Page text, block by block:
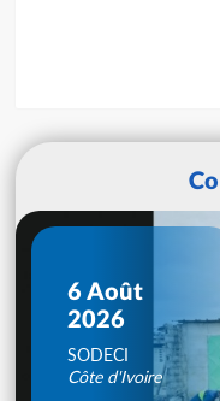
6 Août
2026
SODECI
Côte d'Ivoire